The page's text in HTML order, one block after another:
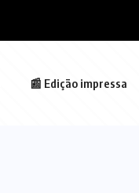
📰 Edição impressa